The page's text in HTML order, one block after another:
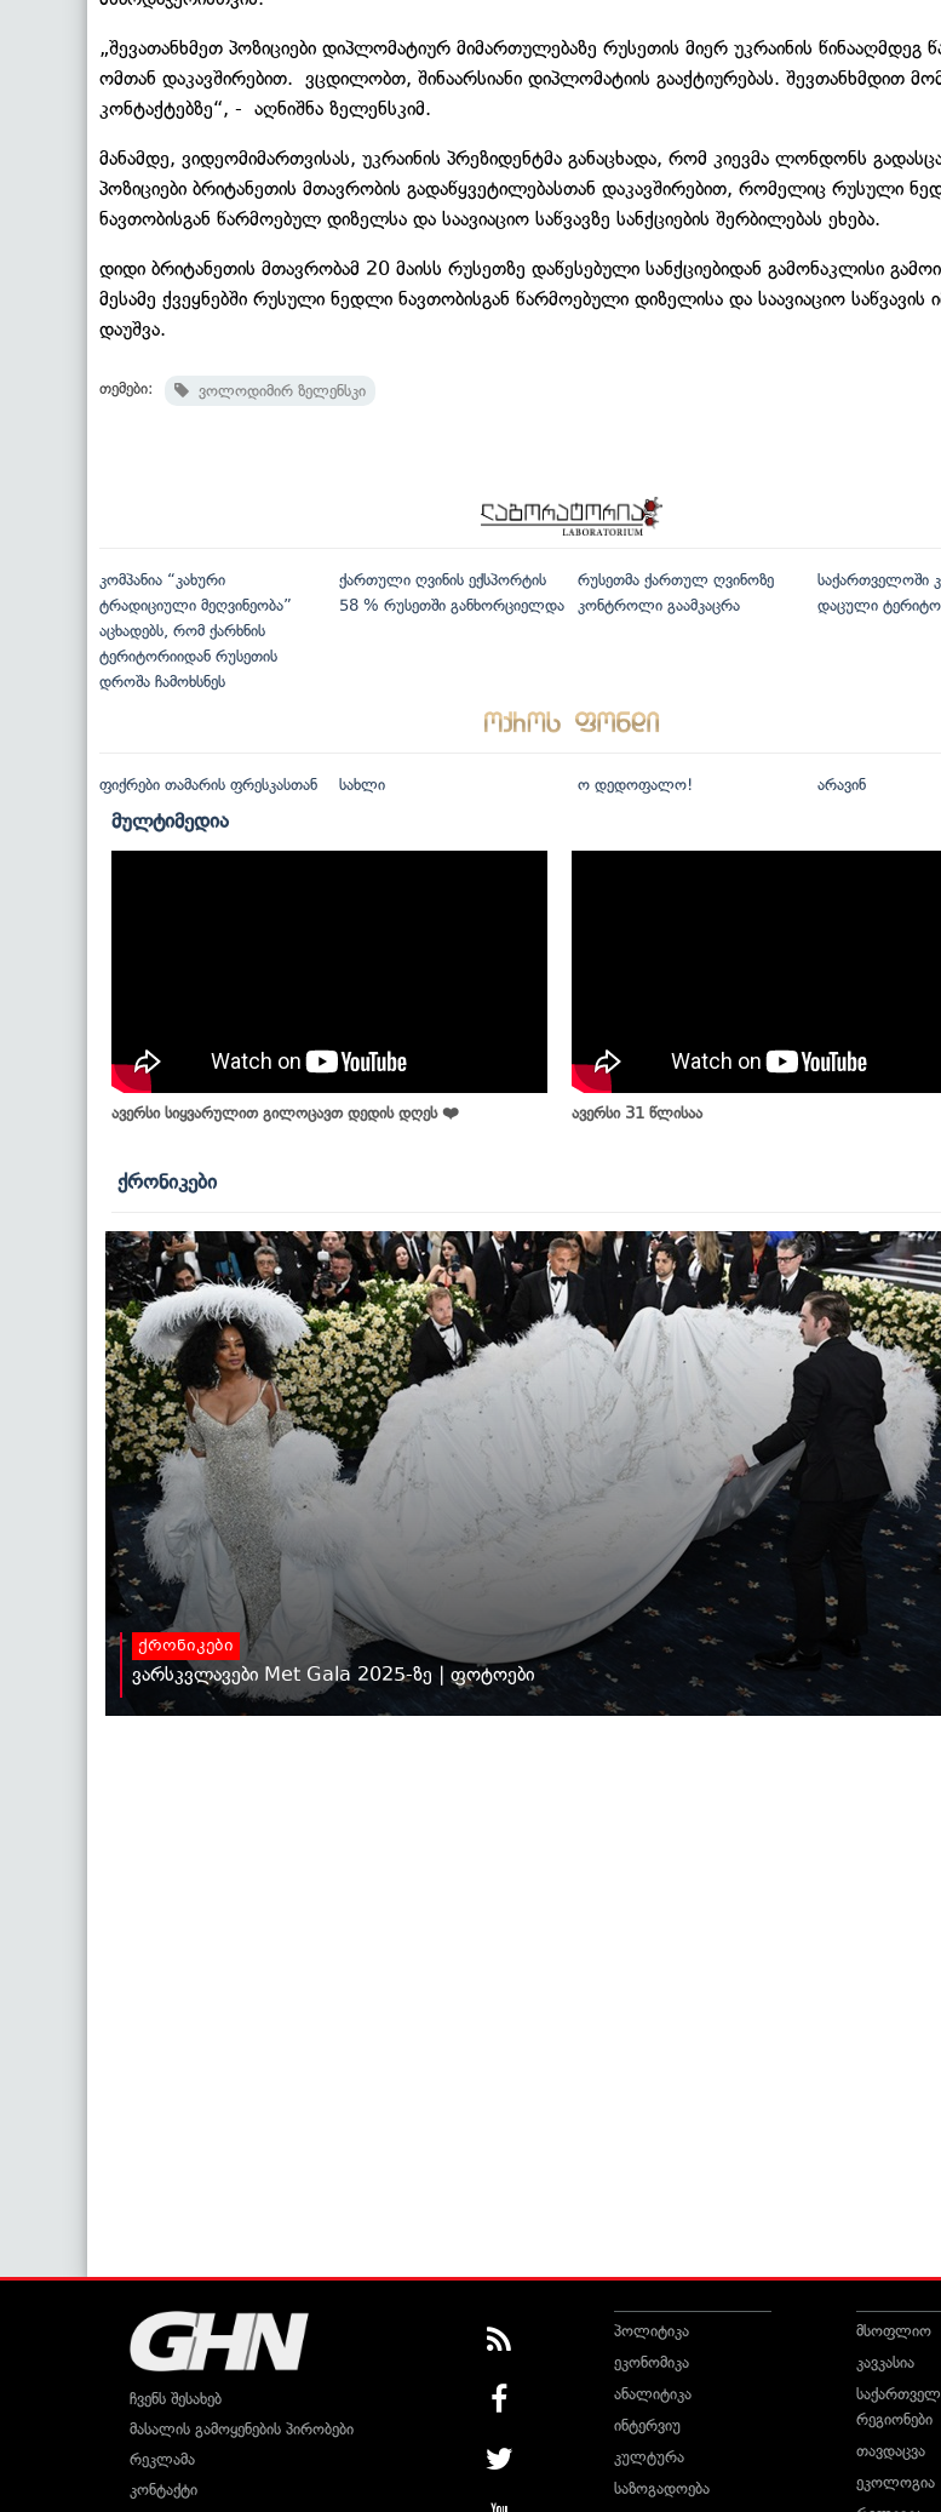
„შევათანხმეთ პოზიციები დიპლომატიურ მიმართულებაზე რუსეთის მიერ უკრაინის წინააღმდეგ
ომთან დაკავშირებით. ვცდილობთ, შინაარსიანი დიპლომატიის გააქტიურებას. შევთანხმდით
კონტაქტებზე“, - აღნიშნა ზელენსკიმ.
მანამდე, ვიდეომიმართვისას, უკრაინის პრეზიდენტმა განაცხადა, რომ კიევმა ლონდონს
პოზიციები ბრიტანეთის მთავრობის გადაწყვეტილებასთან დაკავშირებით, რომელიც რუსული
ნავთობისგან წარმოებულ დიზელსა და საავიაციო საწვავზე სანქციების შერბილებას ეხება.
დიდი ბრიტანეთის მთავრობამ 20 მაისს რუსეთზე დაწესებული სანქციებიდან გამონაკლისი
მესამე ქვეყნებში რუსული ნედლი ნავთობისგან წარმოებული დიზელისა და საავიაციო საწვავის
დაუშვა.
თემები: ვოლოდიმირ ზელენსკი
კომპანია “კახური
ტრადიციული მეღვინეობა”
აცხადებს, რომ ქარხნის
ტერიტორიიდან რუსეთის
დროშა ჩამოხსნეს
ქართული ღვინის ექსპორტის
58 % რუსეთში განხორციელდა
რუსეთმა ქართულ ღვინოზე
კონტროლი გაამკაცრა
საქართველოში
დაცული
ფიქრები თამარის ფრესკასთან სახლი ო დედოფალო! არავინ
მულტიმედია
ავერსი სიყვარულით გილოცავთ დედის დღეს ❤️ ავერსი 31 წლისაა
ქრონიკები
ქრონიკები
ვარსკვლავები Met Gala 2025-ზე | ფოტოები
ჩვენს შესახებ
მასალის გამოყენების პირობები
რეკლამა
კონტაქტი
პოლიტიკა
ეკონომიკა
ანალიტიკა
ინტერვიუ
კულტურა
საზოგადოება
მსოფლიო
კავკასია
რეგიონები
თავდაცვა
ეკოლოგია